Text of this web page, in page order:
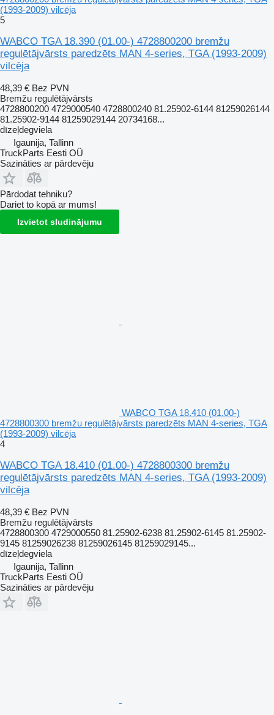
(1993-2009) vilcēja
5
WABCO TGA 18.390 (01.00-) 4728800200 bremžu
regulētājvārsts paredzēts MAN 4-series, TGA (1993-2009)
vilcēja
48,39 € Bez PVN
Bremžu regulētājvārsts
4728800200 4729000540 4728800240 81.25902-6144 81259026144
81.25902-9144 81259029144 20734168...
dīzeļdegviela
Igaunija, Tallinn
TruckParts Eesti OÜ
Sazināties ar pārdevēju
Pārdodat tehniku?
Dariet to kopā ar mums!
Izvietot sludinājumu
WABCO TGA 18.410 (01.00-)
4728800300 bremžu regulētājvārsts paredzēts MAN 4-series, TGA
(1993-2009) vilcēja
4
WABCO TGA 18.410 (01.00-) 4728800300 bremžu
regulētājvārsts paredzēts MAN 4-series, TGA (1993-2009)
vilcēja
48,39 € Bez PVN
Bremžu regulētājvārsts
4728800300 4729000550 81.25902-6238 81.25902-6145 81.25902-
9145 81259026238 81259026145 81259029145...
dīzeļdegviela
Igaunija, Tallinn
TruckParts Eesti OÜ
Sazināties ar pārdevēju